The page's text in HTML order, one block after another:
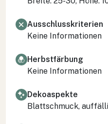
Ausschlusskriterien
Keine Informationen
Herbstfärbung
Keine Informationen
Dekoaspekte
Blattschmuck,